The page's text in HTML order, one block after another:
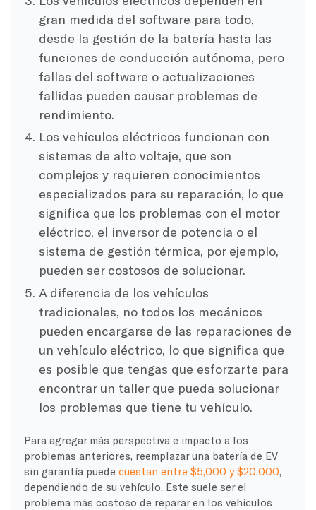
gran medida del software para todo,
desde la gestión de la batería hasta las
funciones de conducción autónoma, pero
fallas del software o actualizaciones
fallidas pueden causar problemas de
rendimiento.
Los vehículos eléctricos funcionan con
sistemas de alto voltaje, que son
complejos y requieren conocimientos
especializados para su reparación, lo que
significa que los problemas con el motor
eléctrico, el inversor de potencia o el
sistema de gestión térmica, por ejemplo,
pueden ser costosos de solucionar.
A diferencia de los vehículos
tradicionales, no todos los mecánicos
pueden encargarse de las reparaciones de
un vehículo eléctrico, lo que significa que
es posible que tengas que esforzarte para
encontrar un taller que pueda solucionar
los problemas que tiene tu vehículo.
Para agregar más perspectiva e impacto a los
problemas anteriores, reemplazar una batería de EV
sin garantía puede cuestan entre $5,000 y $20,000,
dependiendo de su vehículo. Este suele ser el
problema más costoso de reparar en los vehículos